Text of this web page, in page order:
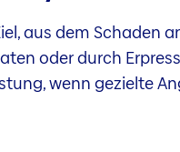
aus dem Schaden
oder durch
wenn gezielte